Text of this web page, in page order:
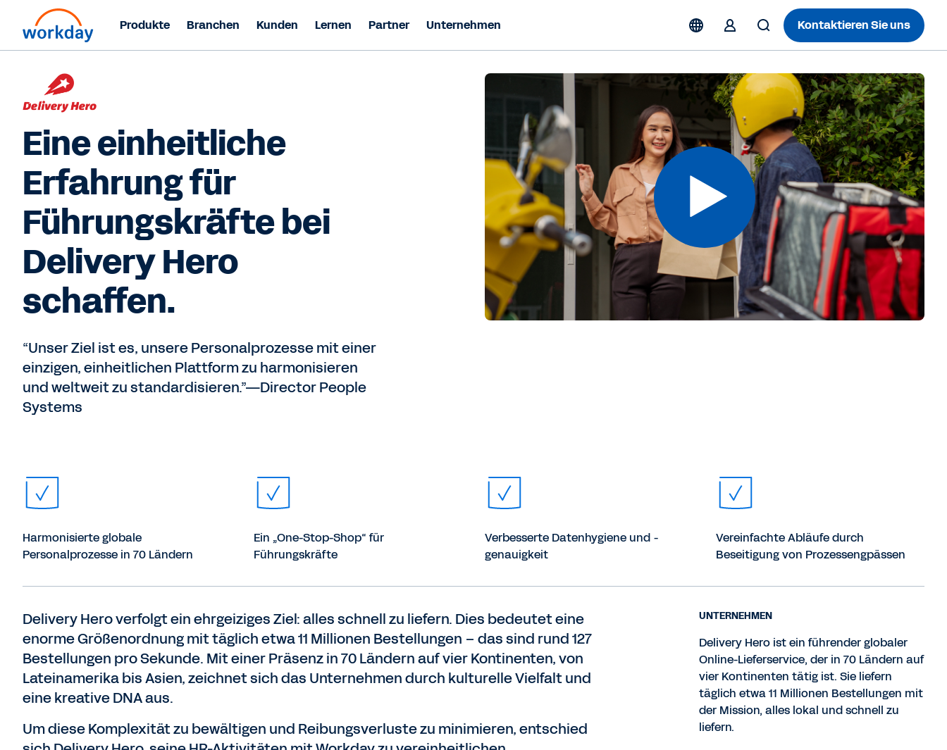
Produkte Branchen Kunden Lernen Partner Unternehmen Kontaktieren Sie uns
Eine einheitliche
Erfahrung für
Führungskräfte bei
Delivery Hero
schaffen.
“Unser Ziel ist es, unsere Personalprozesse mit einer
einzigen, einheitlichen Plattform zu harmonisieren
und weltweit zu standardisieren.”—Director People
Systems
Harmonisierte globale
Personalprozesse in 70 Ländern
Ein „One-Stop-Shop“ für
Führungskräfte
Verbesserte Datenhygiene und -
genauigkeit
Vereinfachte Abläufe durch
Beseitigung von Prozessengpässen
Delivery Hero verfolgt ein ehrgeiziges Ziel: alles schnell zu liefern. Dies bedeutet eine
enorme Größenordnung mit täglich etwa 11 Millionen Bestellungen – das sind rund 127
Bestellungen pro Sekunde. Mit einer Präsenz in 70 Ländern auf vier Kontinenten, von
Lateinamerika bis Asien, zeichnet sich das Unternehmen durch kulturelle Vielfalt und
eine kreative DNA aus.
Um diese Komplexität zu bewältigen und Reibungsverluste zu minimieren, entschied
UNTERNEHMEN
Delivery Hero ist ein führender globaler
Online-Lieferservice, der in 70 Ländern auf
vier Kontinenten tätig ist. Sie liefern
täglich etwa 11 Millionen Bestellungen mit
der Mission, alles lokal und schnell zu
liefern.